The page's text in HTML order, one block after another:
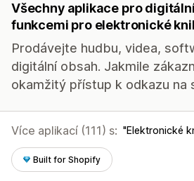
Všechny aplikace pro
funkcemi pro elektronické
Prodávejte hudbu, videa,
digitální obsah. Jakmile
okamžitý přístup k odkazu na
Více aplikací (111) s: Elektronické
Built for Shopify